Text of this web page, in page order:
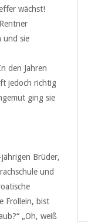
wächst!
und sie
den Jahren
jedoch richtig
ging sie
Brüder,
und
Frollein, bist
„Oh, weiß